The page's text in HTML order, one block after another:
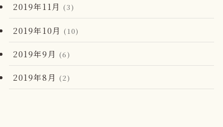
2019年11月 (3)
2019年10月 (10)
2019年9月 (6)
2019年8月 (2)